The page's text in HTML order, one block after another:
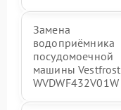
Замена
водоприёмника
посудомоечной
машины Vestfrost
WVDWF432V01W